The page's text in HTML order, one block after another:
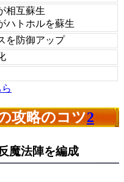
相互蘇生
ハトホルを蘇生
を防御アップ
攻略のコツ2
魔法陣を編成